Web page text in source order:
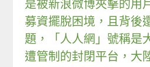
是被新浪微博夾擊的用
募資擺脫困境，且背後
題，「人人網」號稱是
遭管制的封閉平台，大